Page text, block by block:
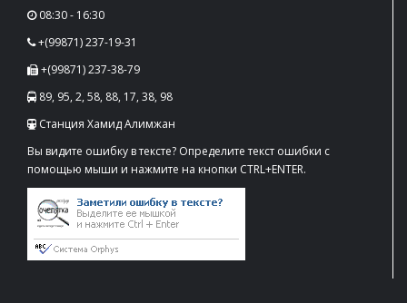
08:30 - 16:30
+(99871) 237-19-31
+(99871) 237-38-79
89, 95, 2, 58, 88, 17, 38, 98
Станция Хамид Алимжан
Вы видите ошибку в тексте? Определите текст ошибки с
помощью мыши и нажмите на кнопки CTRL+ENTER.